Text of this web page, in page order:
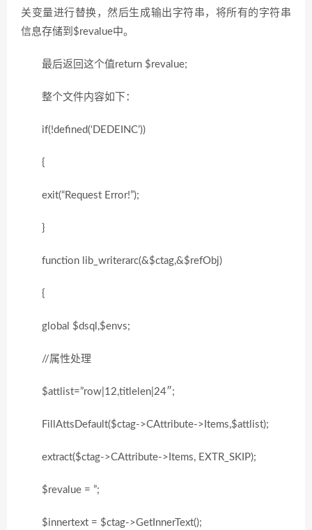
关变量进行替换，然后生成输出字符串，将所有的字符串
信息存储到$revalue中。
最后返回这个值return $revalue;
整个文件内容如下：
if(!defined(‘DEDEINC’))
{
exit(“Request Error!”);
}
function lib_writerarc(&$ctag,&$refObj)
{
global $dsql,$envs;
//属性处理
$attlist=”row|12,titlelen|24″;
FillAttsDefault($ctag->CAttribute->Items,$attlist);
extract($ctag->CAttribute->Items, EXTR_SKIP);
$revalue = ”;
$innertext = $ctag->GetInnerText();